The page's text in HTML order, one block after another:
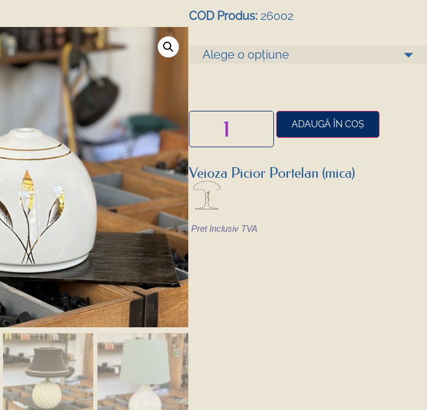
COD Produs: 26002
ADAUGĂ ÎN COȘ
Veioza Picior Portelan (mica)
Pret Inclusiv TVA